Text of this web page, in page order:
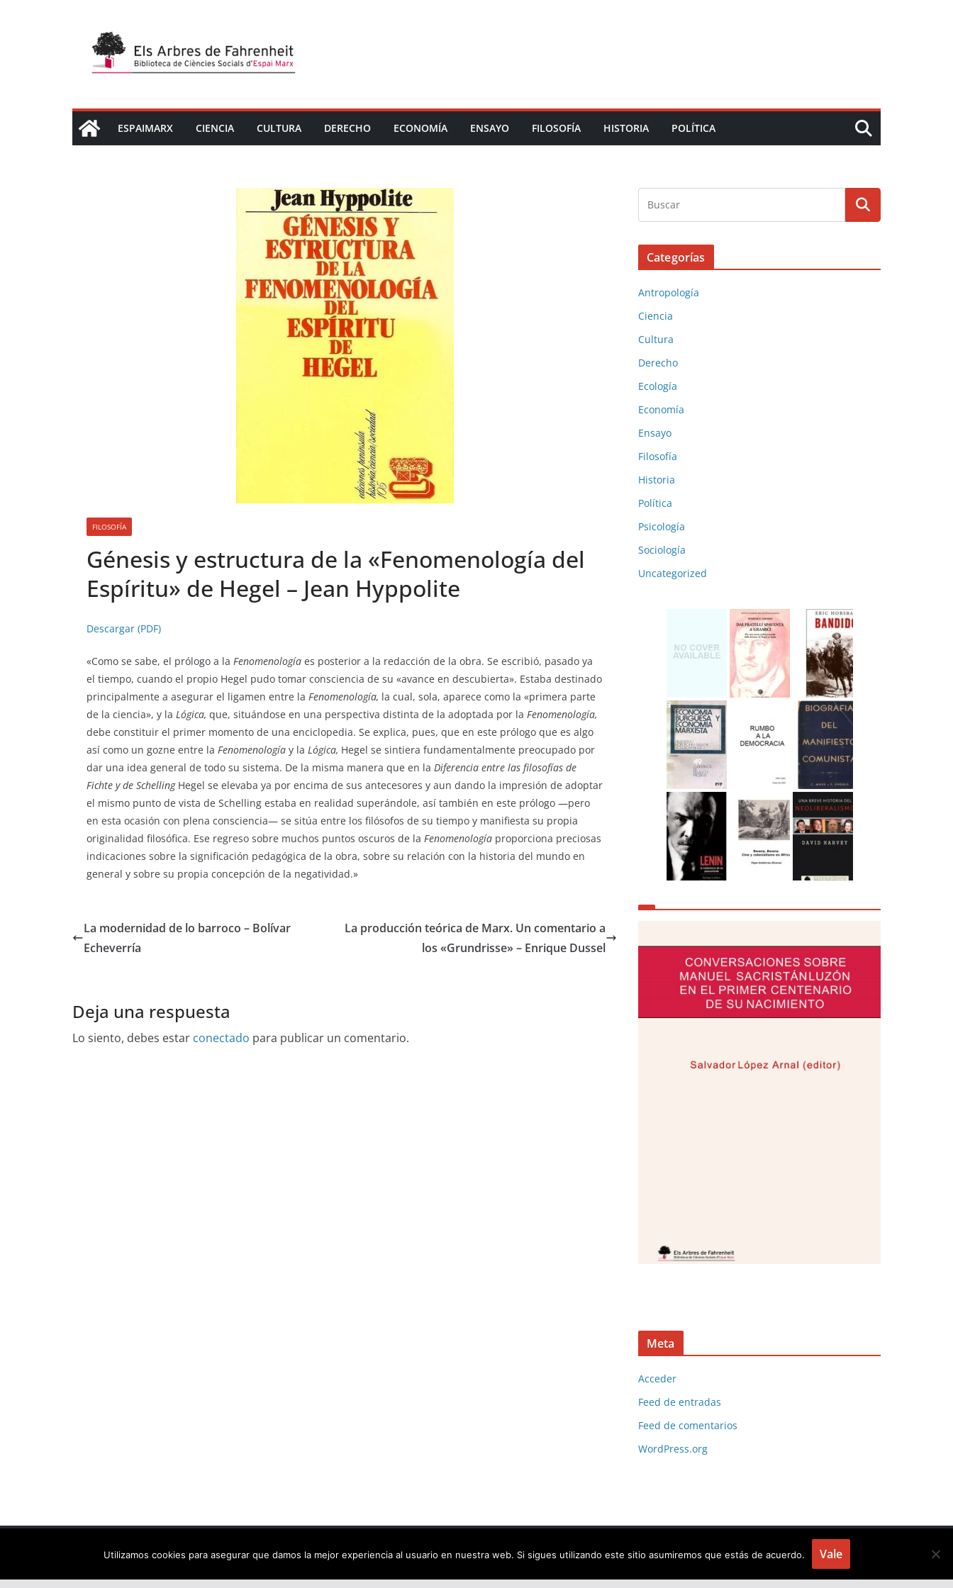
ESPAIMARX CIENCIA CULTURA DERECHO ECONOMÍA ENSAYO FILOSOFÍA HISTORIA POLÍTICA
FILOSOFÍA
Génesis y estructura de la «Fenomenología del
Espíritu» de Hegel – Jean Hyppolite
Descargar (PDF)
«Como se sabe, el prólogo a la Fenomenología es posterior a la redacción de la obra. Se escribió, pasado ya
el tiempo, cuando el propio Hegel pudo tomar consciencia de su «avance en descubierta». Estaba destinado
principalmente a asegurar el ligamen entre la Fenomenología, la cual, sola, aparece como la «primera parte
de la ciencia», y la Lógica, que, situándose en una perspectiva distinta de la adoptada por la Fenomenología,
debe constituir el primer momento de una enciclopedia. Se explica, pues, que en este prólogo que es algo
así como un gozne entre la Fenomenología y la Lógica, Hegel se sintiera fundamentalmente preocupado por
dar una idea general de todo su sistema. De la misma manera que en la Diferencia entre las filosofías de
Fichte y de SchellingHegel se elevaba ya por encima de sus antecesores y aun dando la impresión de adoptar
el mismo punto de vista de Schelling estaba en realidad superándole, así también en este prólogo —pero
en esta ocasión con plena consciencia— se sitúa entre los filósofos de su tiempo y manifiesta su propia
originalidad filosófica. Ese regreso sobre muchos puntos oscuros de la Fenomenología proporciona preciosas
indicaciones sobre la significación pedagógica de la obra, sobre su relación con la historia del mundo en
general y sobre su propia concepción de la negatividad.»
La modernidad de lo barroco – Bolívar
Echeverría
La producción teórica de Marx. Un comentario a
los «Grundrisse» – Enrique Dussel
Deja una respuesta
Lo siento, debes estar conectado para publicar un comentario.
Categorías
Antropología
Ciencia
Cultura
Derecho
Ecología
Economía
Ensayo
Filosofía
Historia
Política
Psicología
Sociología
Uncategorized
Meta
Acceder
Feed de entradas
Feed de comentarios
WordPress.org
Copyright © 2026 Els arbres de Fahrenheit: biblioteca virtual
. Todos los derechos reservados.
Utilizamos cookies para asegurar que damos la mejor experiencia al usuario en nuestra web. Si sigues utilizando este sitio asumiremos que estás de acuerdo. Vale